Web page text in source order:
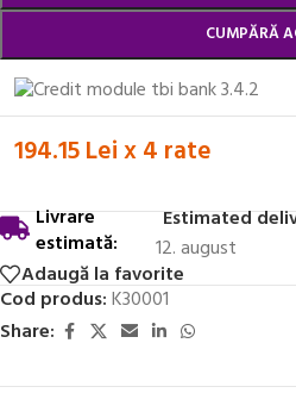
CUMPĂRĂ
194.15 Lei x 4 rate
Livrare
estimată:
Estimated
12. august
Adaugă la favorite
Cod produs:K30001
Share: